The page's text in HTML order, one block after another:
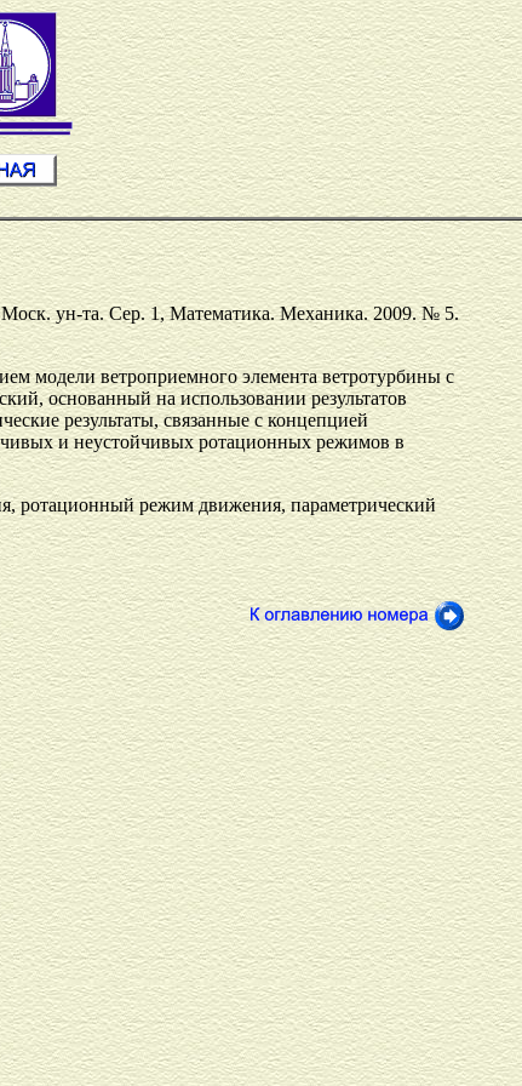
ун-та. Сер. 1, Математика. Механика. 2009. № 5.
модели ветроприемного элемента ветротурбины с
основанный на использовании результатов
результаты, связанные с концепцией
и неустойчивых ротационных режимов в
ротационный режим движения, параметрический